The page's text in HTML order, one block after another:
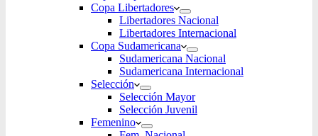
Copa Libertadores
Libertadores Nacional
Libertadores Internacional
Copa Sudamericana
Sudamericana Nacional
Sudamericana Internacional
Selección
Selección Mayor
Selección Juvenil
Femenino